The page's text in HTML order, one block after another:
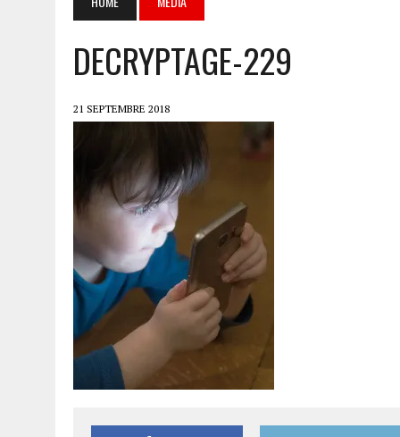
28 AVRIL 2026 | PRESSE D’INFORMATION : UNE ÉCONOMIE
28 AVRIL 2026 | CARAÏBES : LES RÉCIFS CORALLIENS AU BORD DE
DECRYPTAGE-229
21 SEPTEMBRE 2018